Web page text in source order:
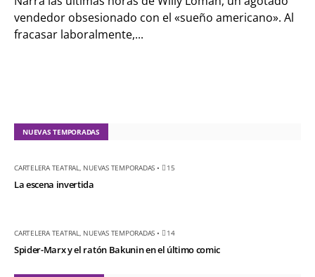
vendedor obsesionado con el «sueño americano». Al
fracasar laboralmente,...
NUEVAS TEMPORADAS
CARTELERA TEATRAL, NUEVAS TEMPORADAS • 15
La escena invertida
CARTELERA TEATRAL, NUEVAS TEMPORADAS • 14
Spider-Marx y el ratón Bakunin en el último comic